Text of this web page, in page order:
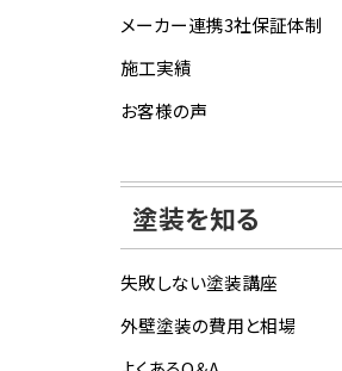
メーカー連携3社保証体制
施工実績
お客様の声
塗装を知る
失敗しない塗装講座
外壁塗装の費用と相場